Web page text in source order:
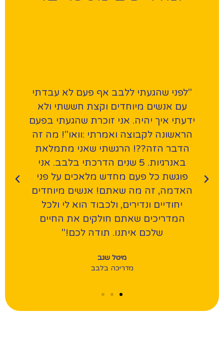
"לפני שהגעתי ללבב אף פעם לא עבדתי
עם אנשים מיוחדים וקצת חששתי ולא
ידעתי איך יהיה. אני זוכרת שהגעתי בפעם
הראשונה לקבוצה ואמרתי :וואו"! מה זה
הדבר הזה??! הרגשתי שאני מתמלאת
באנרגיות. 5 שנים הדרכתי בלבב. אני
פוגשת כל פעם מחדש מלאכים על פני
האדמה, זה מה שאתם! אנשים מיוחדים
יחודיים ונדירים, ולכבוד הוא לי ולכל
המדריכים שאתם חולקים את החיים
שלכם איתנו. תודה לכם!"
מיטל שגב
מדריכה בלבב